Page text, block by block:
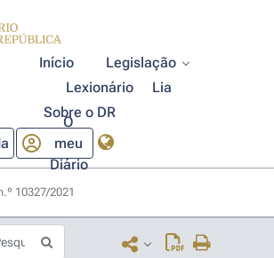
Início
Legislação
Lexionário
Lia
Sobre o DR
O
meu
Diário
10327/2021